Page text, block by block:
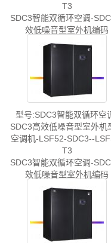
T3
SDC3智能双循环空调-
效低噪音型室外机编码
01304659
型号:SDC3智能双循环空
SDC3高效低噪音型室外机
空调机-LSF52-SDC3--
T3
SDC3智能双循环空调-
效低噪音型室外机编码
01304661